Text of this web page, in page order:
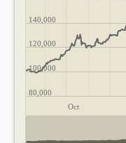
Oct
80,000
100,000
120,000
140,000